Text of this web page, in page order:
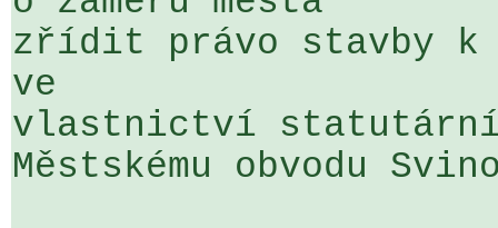
zřídit právo stavby k
ve
vlastnictví
Městskému obvodu